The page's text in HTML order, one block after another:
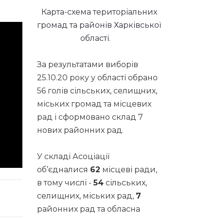
Карта-схема територіальних
громад та районів Харківської
області.
За результатами виборів
25.10.20 року у області обрано
56 голів сільських, селищних,
міських громад та місцевих
рад і сформовано склад 7
нових районних рад.
У складі Асоціації
об’єдналися 62 місцеві ради,
в тому числі -54 сільських,
селищних, міських рад, 7
районних рад та обласна